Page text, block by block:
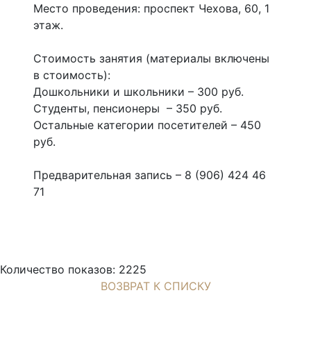
Место проведения: проспект Чехова, 60, 1
этаж.
Стоимость занятия (материалы включены
в стоимость):
Дошкольники и школьники – 300 руб.
Студенты, пенсионеры – 350 руб.
Остальные категории посетителей – 450
руб.
Предварительная запись – 8 (906) 424 46
71
Количество показов: 2225
ВОЗВРАТ К СПИСКУ